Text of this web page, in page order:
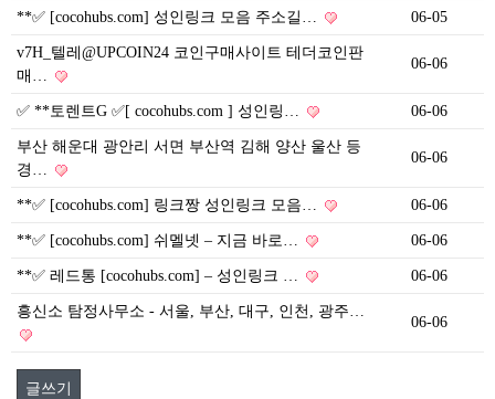
**✅ [cocohubs.com] 성인링크 모음 주소길… 06-05
v7H_텔레@UPCOIN24 코인구매사이트 테더코인판
매…
06-06
✅ **토렌트G ✅[ cocohubs.com ] 성인링… 06-06
부산 해운대 광안리 서면 부산역 김해 양산 울산 등
경…
06-06
**✅ [cocohubs.com] 링크짱 성인링크 모음… 06-06
**✅ [cocohubs.com] 쉬멜넷 – 지금 바로… 06-06
**✅ 레드통 [cocohubs.com] – 성인링크 … 06-06
흥신소 탐정사무소 - 서울, 부산, 대구, 인천, 광주…
06-06
글쓰기